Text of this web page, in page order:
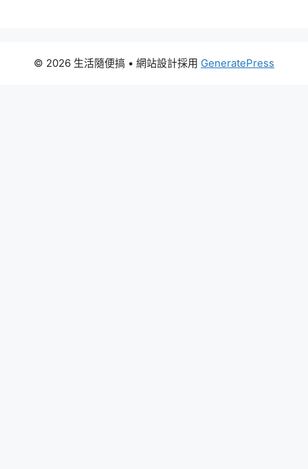
© 2026 生活隨便搞 • 網站設計採用 GeneratePress